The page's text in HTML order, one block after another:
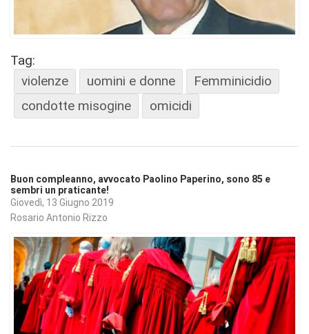
Tag:
violenze
uomini e donne
Femminicidio
condotte misogine
omicidi
Buon compleanno, avvocato Paolino Paperino, sono 85 e
sembri un praticante!
Giovedì, 13 Giugno 2019
Rosario Antonio Rizzo